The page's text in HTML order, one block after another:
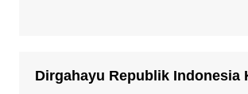
Dirgahayu Republik Indonesia